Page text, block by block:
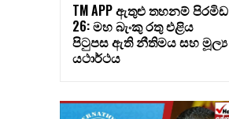
TM APP ඇතුළු තහනම් පිරමිඩ
26: මහ බැංකු රතු එළිය
පිටුපස ඇති නීතිමය සහ මූල්‍ය
යථාර්ථය